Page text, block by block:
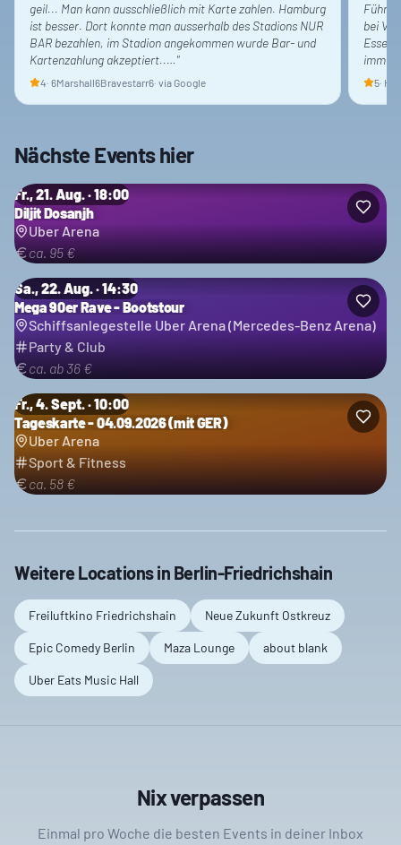
geil... Man kann ausschließlich mit Karte zahlen. Hamburg
ist besser. Dort konnte man ausserhalb des Stadions NUR
BAR bezahlen, im Stadion angekommen wurde Bar- und
Kartenzahlung akzeptiert..…"
4· 6Marshall6Bravestarr6· via Google
bei
Essen
immer
5·
Nächste Events hier
Fr., 21. Aug. · 18:00
Diljit Dosanjh
Uber Arena
ca. 95 €
Sa., 22. Aug. · 14:30
Mega 90er Rave - Bootstour
Schiffsanlegestelle Uber Arena (Mercedes-Benz Arena)
Party & Club
ca. ab 36 €
Fr., 4. Sept. · 10:00
Tageskarte - 04.09.2026 (mit GER)
Uber Arena
Sport & Fitness
ca. 58 €
Weitere Locations in Berlin-Friedrichshain
Freiluftkino Friedrichshain Neue Zukunft Ostkreuz
Epic Comedy Berlin Maza Lounge about blank
Uber Eats Music Hall
Nix verpassen
Einmal pro Woche die besten Events in deiner Inbox